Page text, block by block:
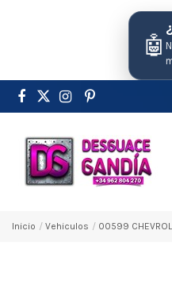
🤖
Inicio Vehiculos 00599